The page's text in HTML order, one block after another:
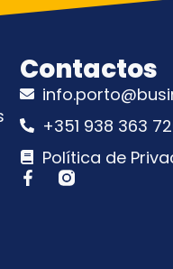
Contactos
+351 938 363
Política de